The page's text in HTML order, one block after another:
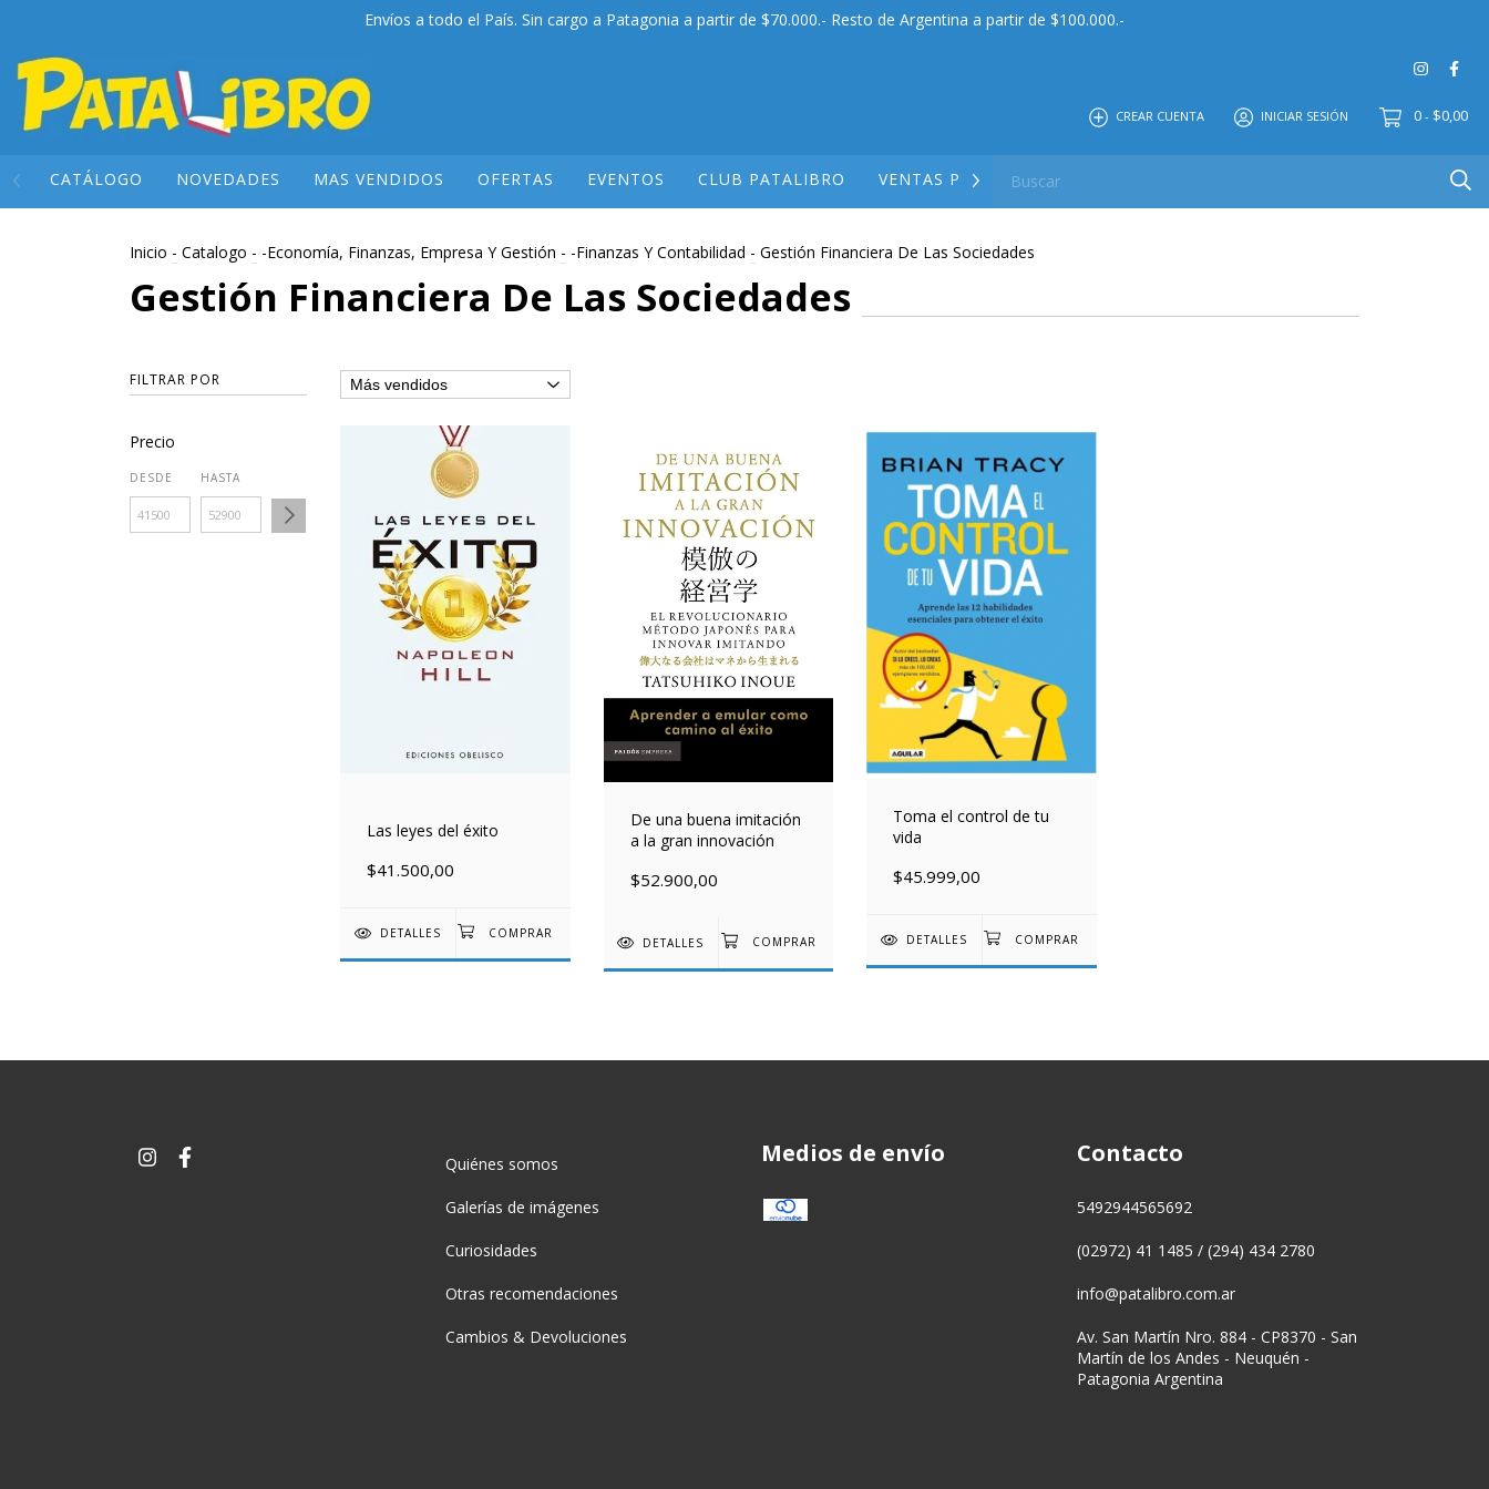
Envíos a todo el País. Sin cargo a Patagonia a partir de $70.000.- Resto de Argentina a partir de $100.000.-
CREAR CUENTA INICIAR SESIÓN 0 - $0,00
CATÁLOGO NOVEDADES MAS VENDIDOS OFERTAS EVENTOS CLUB PATALIBRO VENTAS POR MAYOR
Inicio - Catalogo - -Economía, Finanzas, Empresa Y Gestión - -Finanzas Y Contabilidad - Gestión Financiera De Las Sociedades
Gestión Financiera De Las Sociedades
FILTRAR POR
Precio
DESDE HASTA
Las leyes del éxito
$41.500,00
DETALLES
De una buena imitación
a la gran innovación
$52.900,00
DETALLES
Toma el control de tu
vida
$45.999,00
DETALLES
Quiénes somos
Galerías de imágenes
Curiosidades
Otras recomendaciones
Cambios & Devoluciones
Medios de envío Contacto
5492944565692
(02972) 41 1485 / (294) 434 2780
info@patalibro.com.ar
Av. San Martín Nro. 884 - CP8370 - San
Martín de los Andes - Neuquén -
Patagonia Argentina